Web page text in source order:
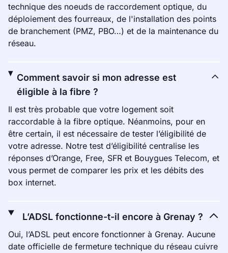
technique des noeuds de raccordement optique, du
déploiement des fourreaux, de l'installation des points
de branchement (PMZ, PBO…) et de la maintenance du
réseau.
Comment savoir si mon adresse est
éligible à la fibre ?
Il est très probable que votre logement soit
raccordable à la fibre optique. Néanmoins, pour en
être certain, il est nécessaire de tester l’éligibilité de
votre adresse. Notre test d’éligibilité centralise les
réponses d’Orange, Free, SFR et Bouygues Telecom, et
vous permet de comparer les prix et les débits des
box internet.
L’ADSL fonctionne-t-il encore à Grenay ?
Oui, l’ADSL peut encore fonctionner à Grenay. Aucune
date officielle de fermeture technique du réseau cuivre